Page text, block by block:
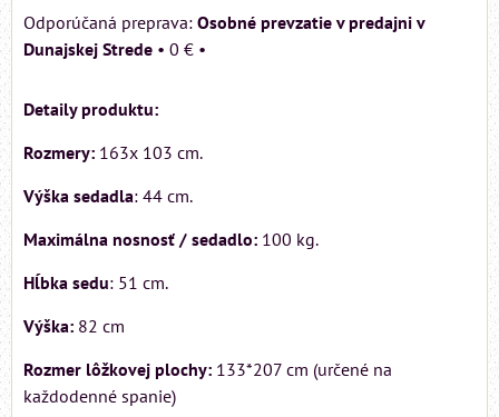
Osobné prevzatie v predajni v
Dunajskej Strede • 0 € •
Detaily produktu:
Rozmery: 163x 103 cm.
Výška sedadla: 44 cm.
Maximálna nosnosť / sedadlo: 100 kg.
Hĺbka sedu: 51 cm.
Výška: 82 cm
Rozmer lôžkovej plochy: 133*207 cm (určené na
každodenné spanie)